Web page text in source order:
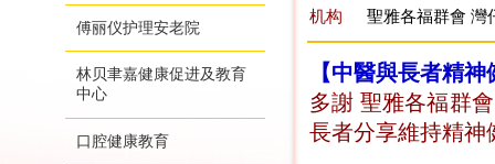
傅丽仪护理安老院
林贝聿嘉健康促进及教育
中心
口腔健康教育
机构
聖雅各福群會 灣
【中醫與長者精神
多謝 聖雅各福群
長者分享維持精神